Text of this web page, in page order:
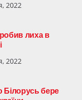
2022
лиха в
2022
Білорусь бере